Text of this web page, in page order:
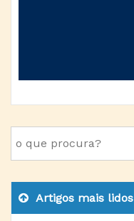
Artigos mais lidos